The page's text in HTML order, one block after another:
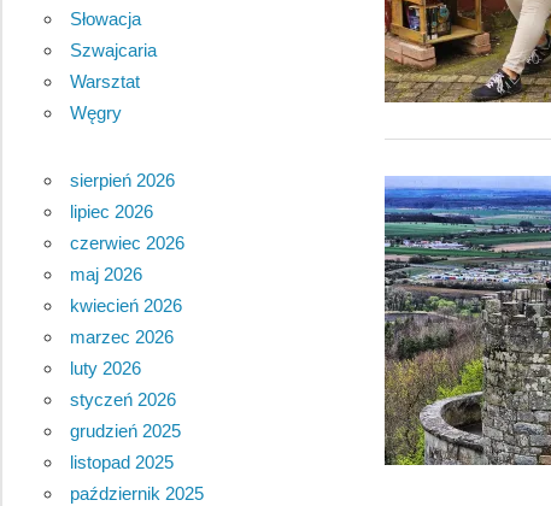
Słowacja
Szwajcaria
Warsztat
Węgry
sierpień 2026
lipiec 2026
czerwiec 2026
maj 2026
kwiecień 2026
marzec 2026
luty 2026
styczeń 2026
grudzień 2025
listopad 2025
październik 2025